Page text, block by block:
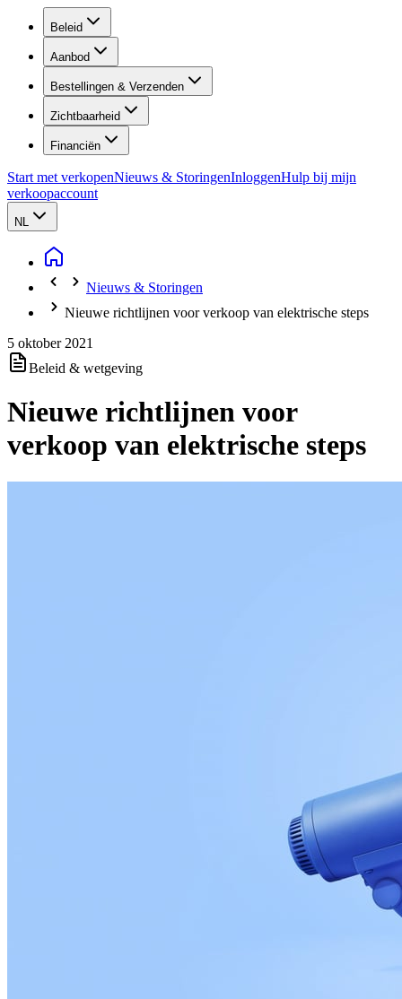
Beleid
Aanbod
Bestellingen & Verzenden
Zichtbaarheid
Financiën
Start met verkopenNieuws & StoringenInloggenHulp bij mijn
verkoopaccount
NL
Nieuws & Storingen
Nieuwe richtlijnen voor verkoop van elektrische steps
5 oktober 2021
Beleid & wetgeving
Nieuwe richtlijnen voor
verkoop van elektrische steps